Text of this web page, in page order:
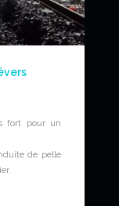
fort pour un
de pelle